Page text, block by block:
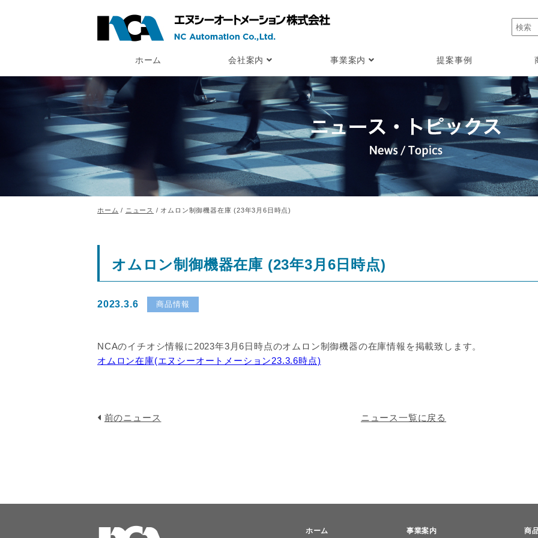
ホーム 会社案内 事業案内 提案事例
ホーム / ニュース / オムロン制御機器在庫 (23年3月6日時点)
オムロン制御機器在庫 (23年3月6日時点)
2023.3.6 商品情報
NCAのイチオシ情報に2023年3月6日時点のオムロン制御機器の在庫情報を掲載致します。
オムロン在庫(エヌシーオートメーション23.3.6時点)
前のニュース ニュース一覧に戻る
ホーム 事業案内 商